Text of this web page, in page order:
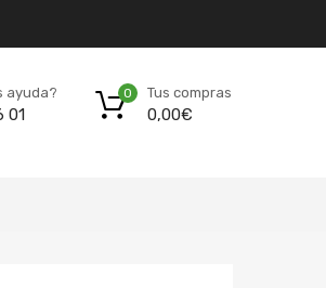
ayuda?
01
Tus compras
0,00€
0